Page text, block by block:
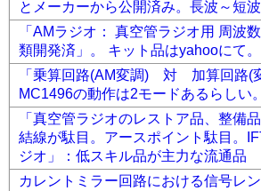
とメーカーから公開済み。長波～短波
「AMラジオ： 真空管ラジオ用 周
類開発済」。 キット品はyahooにて。
「乗算回路(AM変調) 対 加算回路(
MC1496の動作は2モードあるらしい。
「真空管ラジオのレストア品、整備
結線が駄目。アースポイント駄目。
ジオ」：低スキル品が主力な流通品
カレントミラー回路における信号レ